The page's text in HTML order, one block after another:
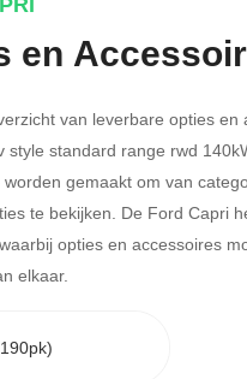
en
van leverbare opties en
style standard range rwd
gemaakt om van
te bekijken. De Ford Capri
opties en accessoires
elkaar.